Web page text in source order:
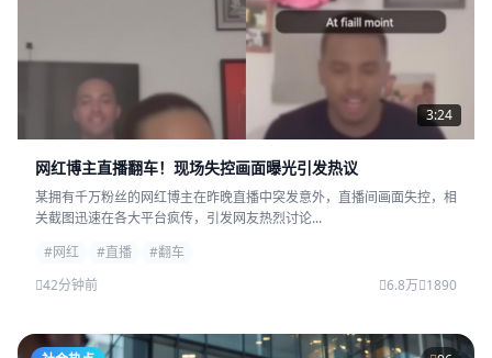
3:24
网红博主直播翻车！现场失控画面曝光引发热议
某拥有千万粉丝的网红博主在昨晚直播中突发意外，直播间画面失控，相
关截图迅速在各大平台疯传，引发网友热烈讨论...
#网红
#直播
#翻车
42分钟前
6.8万 1890